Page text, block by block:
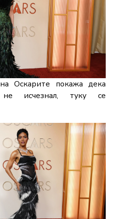
наОскарите покажадека
не исчезнал, тукусе